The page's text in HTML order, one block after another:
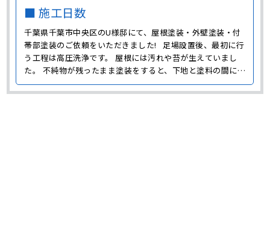
■ 施工日数
千葉県千葉市中央区のU様邸にて、屋根塗装・外壁塗装・付
帯部塗装のご依頼をいただきました! 足場設置後、最初に行
う工程は高圧洗浄です。 屋根には汚れや苔が生えていまし
た。 不純物が残ったまま塗装をすると、下地と塗料の間に邪
魔が入って、 せっかく塗装をしても、すぐに塗膜が剥がれて
しまいます。 塗装する面以外にも、窓や外構などもピカピカ